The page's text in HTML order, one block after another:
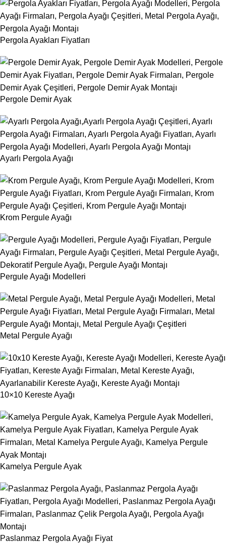
Pergola Ayakları Fiyatları
Pergole Demir Ayak
Ayarlı Pergola Ayağı
Krom Pergule Ayağı
Pergule Ayağı Modelleri
Metal Pergule Ayağı
10×10 Kereste Ayağı
Kamelya Pergule Ayak
Paslanmaz Pergola Ayağı Fiyat